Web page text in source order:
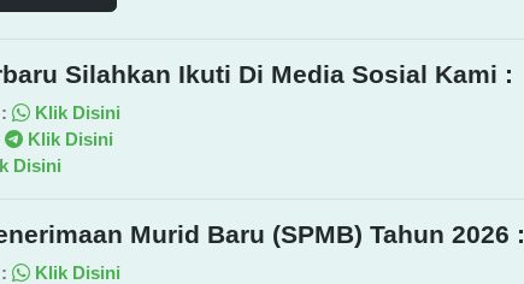
Silahkan Ikuti Di Media Sosial Kami :
Klik Disini
Klik Disini
Disini
Murid Baru (SPMB) Tahun 2026 :
Klik Disini